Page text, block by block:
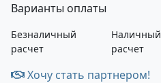
Варианты оплаты
Безналичный
расчет
Наличный
расчет
Хочу стать партнером!